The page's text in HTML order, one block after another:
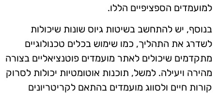
למועמדים הספציפיים הללו.
בנוסף, יש להתחשב בשיטות גיוס שונות שיכולות
לשדרג את התהליך, כמו שימוש בכלים טכנולוגיים
מתקדמים שיכולים לאתר מועמדים פוטנציאליים בצורה
מהירה ויעילה. למשל, תוכנות אוטומטיות יכולות לסרוק
קורות חיים ולסווג מועמדים בהתאם לקריטריונים